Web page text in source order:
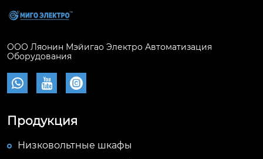
ООО Ляонин Мэйигао Электро Автоматизация
Оборудования
  
Продукция
Низковольтные шкафы